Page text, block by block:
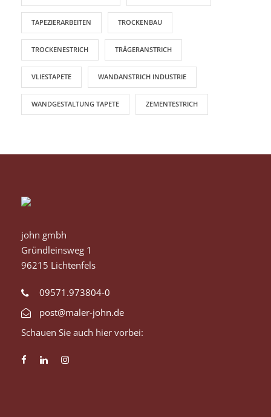
TAPEZIERARBEITEN TROCKENBAU
TROCKENESTRICH TRÄGERANSTRICH
VLIESTAPETE WANDANSTRICH INDUSTRIE
WANDGESTALTUNG TAPETE ZEMENTESTRICH
john gmbh
Gründleinsweg 1
96215 Lichtenfels
09571.973804-0
post@maler-john.de
Schauen Sie auch hier vorbei: